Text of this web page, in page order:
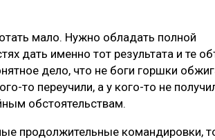
мало. Нужно обладать полной
дать именно тот результата и те
дело, что не боги горшки
то переучили, а у кого-то не
обстоятельствам.
продолжительные командировки,